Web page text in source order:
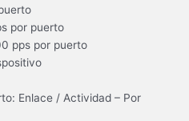
por puerto
pps por puerto
Enlace / Actividad – Por